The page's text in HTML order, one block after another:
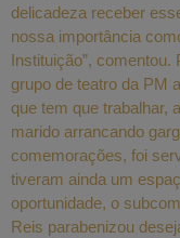
delicadeza receber
nossa importância
Instituição”,
grupo de teatro da PM
que tem que trabalhar,
marido arrancando
comemorações, foi
tiveram ainda um
oportunidade, o
Reis parabenizou